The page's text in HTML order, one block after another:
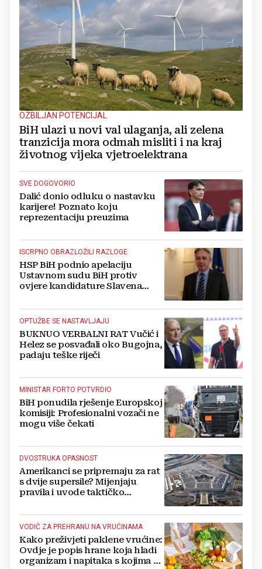
OZBILJAN POTENCIJAL
BiH ulazi u novi val ulaganja, ali zelena
tranzicija mora odmah misliti i na kraj
životnog vijeka vjetroelektrana
SVE DOGOVORIO
Dalić donio odluku o nastavku
karijere! Poznato koju
reprezentaciju preuzima
ISCRPNO OBRAZLOŽILI RAZLOGE
HSP BiH podnio apelaciju
Ustavnom sudu BiH protiv
ovjere kandidature Slavena
OPTUŽBE SE NASTAVLJAJU
BUKNUO VERBALNI RAT Vučić i
Helez se posvađali oko Bugojna,
padaju teške riječi
MINISTAR FORTO POTVRDIO
BiH ponudila rješenje Europskoj
komisiji: Profesionalni vozači ne
mogu više čekati
DVOSTRUKA OPASNOST
Amerikanci se pripremaju za rat
s dvije supersile? Mijenjaju
pravila i uvode taktičko
VODIČ ZA PREHRANU NA VRUĆINAMA
Kako preživjeti paklene vrućine:
Ovdje je popis hrane koja hladi
organizam i napitaka s kojima si